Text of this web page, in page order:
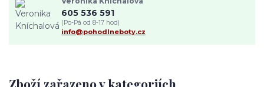
Zboží zařazeno v kategoriích
605 536 591
(Po-Pá od 8-17 hod)
info@pohodlneboty.cz